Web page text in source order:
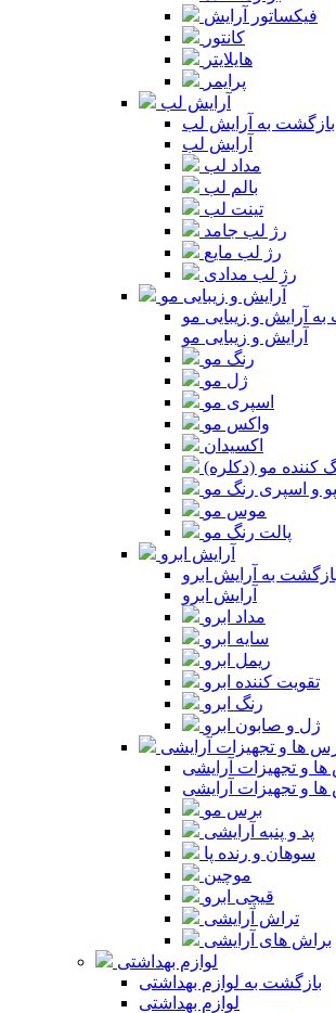
فیکساتور آرایش
کانتور
هایلایتر
پرایمر
آرایش لب
بازگشت به آرایش لب
آرایش لب
مداد لب
بالم لب
تینت لب
رژ لب جامد
رژ لب مایع
رژ لب مدادی
آرایش و زیبایی مو
آرایش و زیبایی مو
آرایش و زیبایی مو
رنگ مو
ژل مو
اسپری مو
واکس مو
اکسیدان
کننده مو (دکلره)
و اسپری رنگ مو
موس مو
پالت رنگ مو
آرایش ابرو
به آرایش ابرو
آرایش ابرو
مداد ابرو
سایه ابرو
ریمل ابرو
تقویت کننده ابرو
رنگ ابرو
ژل و صابون ابرو
ها و تجهیزات آرایشی
و تجهیزات آرایشی
و تجهیزات آرایشی
برس مو
پد و پنبه آرایشی
سوهان و رنده پا
موچین
قیچی ابرو
تراش آرایشی
براش های آرایشی
لوازم بهداشتی
بازگشت به لوازم بهداشتی
لوازم بهداشتی